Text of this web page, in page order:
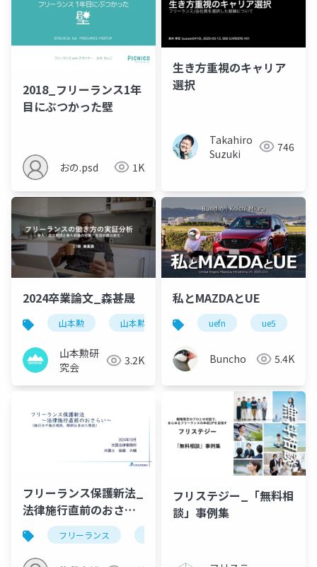
2018_フリーランス1年
目にぶつかった壁
おの.psd 1K
生き方重視のキャリア
選択
Takahiro
Suzuki
746
2024卒業論文_森甚晟
山本勲 山本勲研究会 計量経済 stata
山本勲研
究会
3.2K
私とMAZDAとUE
uefn ue5
Buncho 5.4K
フリーランス保護新法_
法律施行直前のおさら
い
フリーランス
フリステジー_「無料相
談」事例集